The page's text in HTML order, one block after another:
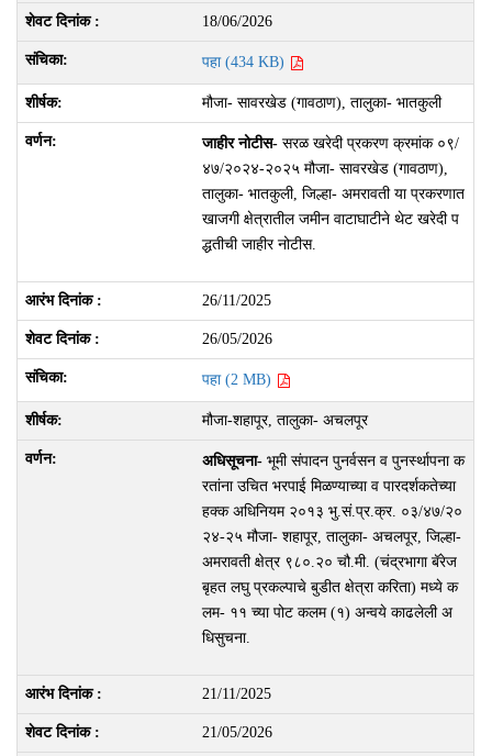
18/06/2026
पहा (434 KB)
मौजा- सावरखेड (गावठाण), तालुका- भातकुली
जाहीर नोटीस-सरळ खरेदी प्रकरण क्रमांक ०९/
४७/२०२४-२०२५ मौजा- सावरखेड (गावठाण),
तालुका- भातकुली, जिल्हा- अमरावती या प्रकरणात
खाजगी क्षेत्रातील जमीन वाटाघाटीने थेट खरेदी प
द्धतीची जाहीर नोटीस.
26/11/2025
26/05/2026
पहा (2 MB)
मौजा-शहापूर, तालुका- अचलपूर
अधिसूचना-भूमी संपादन पुनर्वसन व पुनर्स्थापना क
रतांना उचित भरपाई मिळण्याच्या व पारदर्शकतेच्या
हक्क अधिनियम २०१३ भु.सं.प्र.क्र. ०३/४७/२०
२४-२५ मौजा- शहापूर, तालुका- अचलपूर, जिल्हा-
अमरावती क्षेत्र ९८०.२० चौ.मी. (चंद्रभागा बॅरेज
बृहत लघु प्रकल्पाचे बुडीत क्षेत्रा करिता) मध्ये क
लम- ११ च्या पोट कलम (१) अन्वये काढलेली अ
धिसुचना.
21/11/2025
21/05/2026